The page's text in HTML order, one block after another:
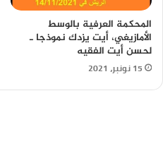
المحكمة العرفية بالوسط
الأمازيغي، أيت يزدك نموذجا ـ
لحسن أيت الفقيه
15 نونبر، 2021